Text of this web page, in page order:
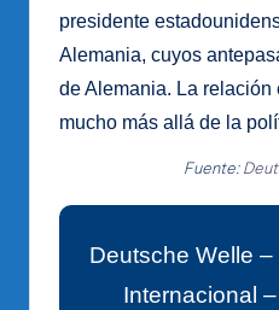
presidente
Alemania, cuyos
de Alemania. La relación
mucho más allá de la
Fuente:
Deutsche Welle –
Internacional